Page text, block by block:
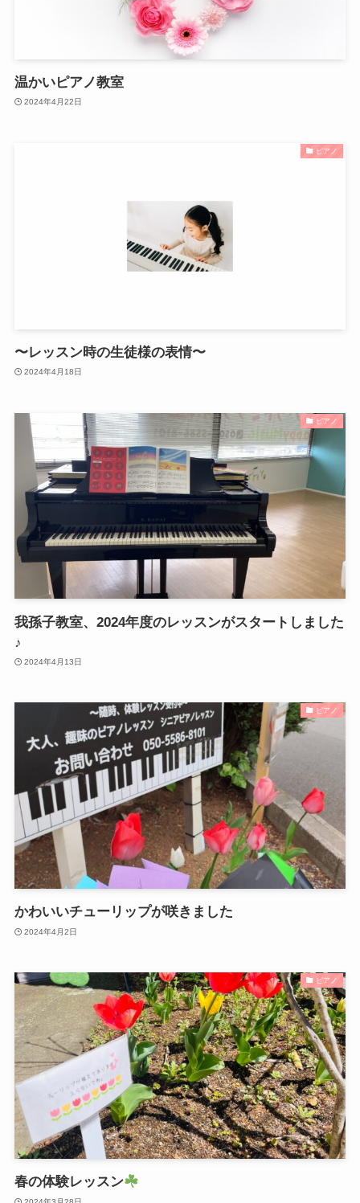
温かいピアノ教室
2024年4月22日
ピアノ
〜レッスン時の生徒様の表情〜
2024年4月18日
ピアノ
我孫子教室、2024年度のレッスンがスタートしました
♪
2024年4月13日
ピアノ
かわいいチューリップが咲きました
2024年4月2日
ピアノ
春の体験レッスン